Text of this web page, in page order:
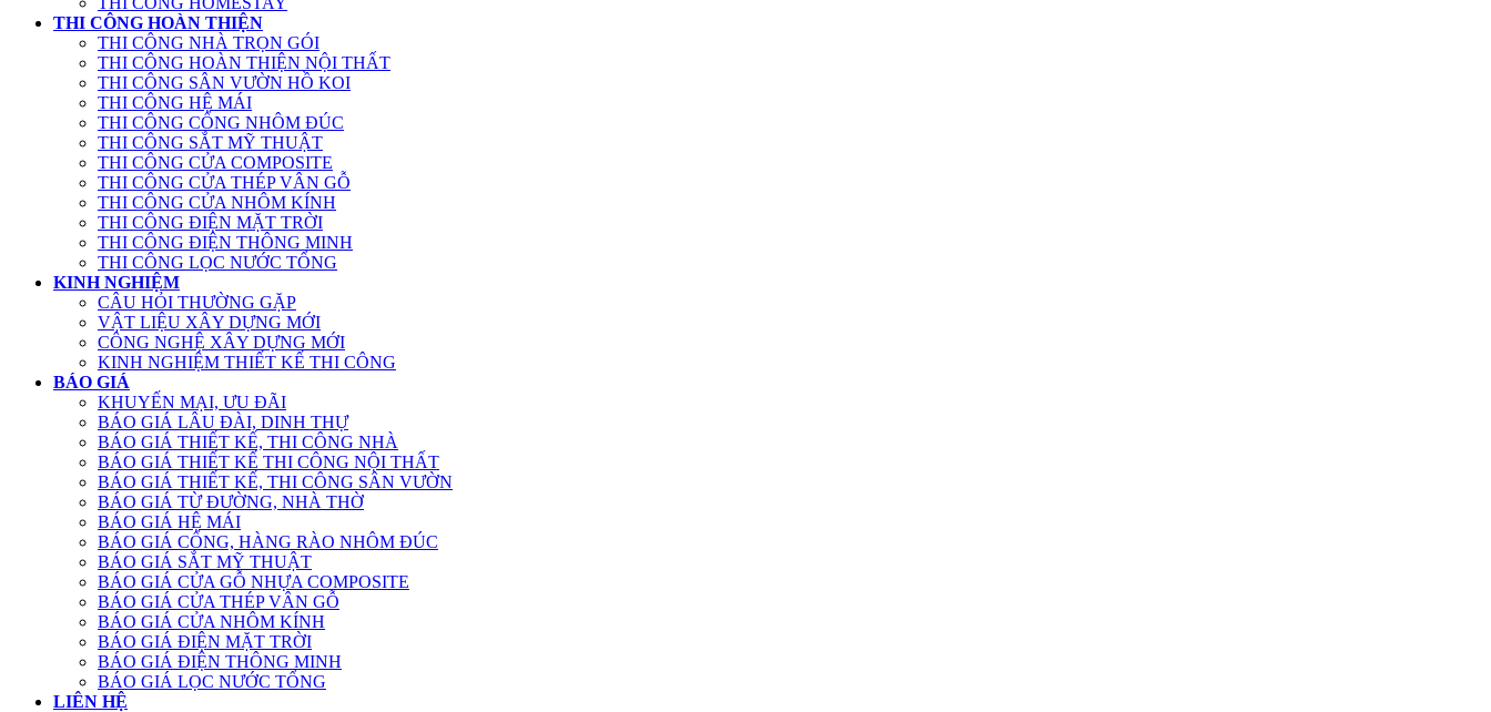
THI CÔNG HOÀN THIỆN
THI CÔNG NHÀ TRỌN GÓI
THI CÔNG HOÀN THIỆN NỘI THẤT
THI CÔNG SÂN VƯỜN HỒ KOI
THI CÔNG HỆ MÁI
THI CÔNG CỔNG NHÔM ĐÚC
THI CÔNG SẮT MỸ THUẬT
THI CÔNG CỬA COMPOSITE
THI CÔNG CỬA THÉP VÂN GỖ
THI CÔNG CỬA NHÔM KÍNH
THI CÔNG ĐIỆN MẶT TRỜI
THI CÔNG ĐIỆN THÔNG MINH
THI CÔNG LỌC NƯỚC TỔNG
KINH NGHIỆM
CÂU HỎI THƯỜNG GẶP
VẬT LIỆU XÂY DỰNG MỚI
CÔNG NGHỆ XÂY DỰNG MỚI
KINH NGHIỆM THIẾT KẾ THI CÔNG
BÁO GIÁ
KHUYẾN MẠI, ƯU ĐÃI
BÁO GIÁ LÂU ĐÀI, DINH THỰ
BÁO GIÁ THIẾT KẾ, THI CÔNG NHÀ
BÁO GIÁ THIẾT KẾ THI CÔNG NỘI THẤT
BÁO GIÁ THIẾT KẾ, THI CÔNG SÂN VƯỜN
BÁO GIÁ TỪ ĐƯỜNG, NHÀ THỜ
BÁO GIÁ HỆ MÁI
BÁO GIÁ CỔNG, HÀNG RÀO NHÔM ĐÚC
BÁO GIÁ SẮT MỸ THUẬT
BÁO GIÁ CỬA GỖ NHỰA COMPOSITE
BÁO GIÁ CỬA THÉP VÂN GỖ
BÁO GIÁ CỬA NHÔM KÍNH
BÁO GIÁ ĐIỆN MẶT TRỜI
BÁO GIÁ ĐIỆN THÔNG MINH
BÁO GIÁ LỌC NƯỚC TỔNG
LIÊN HỆ